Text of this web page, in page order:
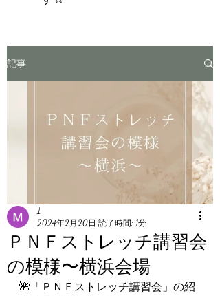
記事
ＰＮＦストレッチ講習会
の模様〜横浜会場
I
2024年2月20日 読了時間: 1分
🌺「ＰＮＦストレッチ講習会」の紹